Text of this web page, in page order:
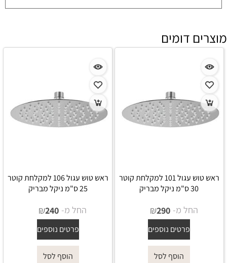
מוצרים דומים
ראש טוש עגול 101 למקלחת קוטר
30 ס"מ ניקל מבריק
החל מ- ₪290
פרטים נוספים
הוסף לסל
ראש טוש עגול 106 למקלחת קוטר
25 ס"מ ניקל מבריק
החל מ- ₪240
פרטים נוספים
הוסף לסל